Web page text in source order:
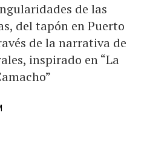
de las
del tapón en Puerto
de la narrativa de
inspirado en “La